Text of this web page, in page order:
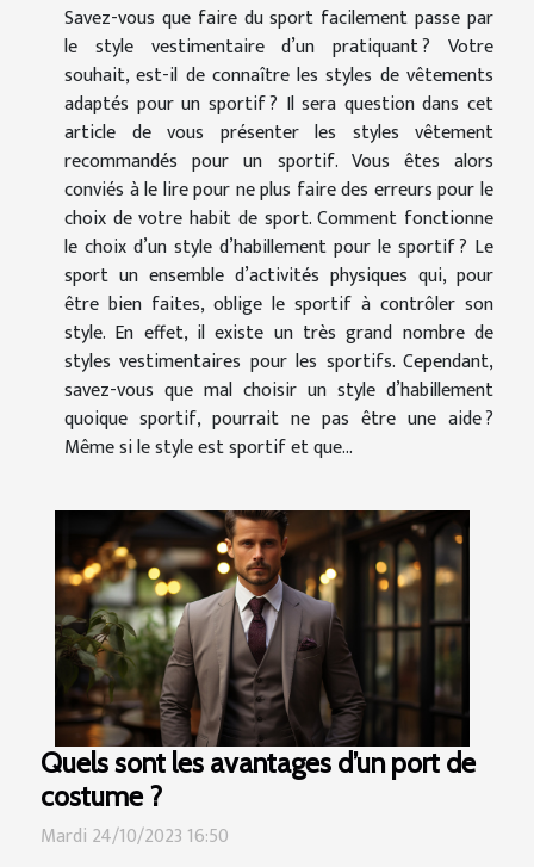
Savez-vous que faire du sport facilement passe par
le style vestimentaire d’un pratiquant ? Votre
souhait, est-il de connaître les styles de vêtements
adaptés pour un sportif ? Il sera question dans cet
article de vous présenter les styles vêtement
recommandés pour un sportif. Vous êtes alors
conviés à le lire pour ne plus faire des erreurs pour le
choix de votre habit de sport. Comment fonctionne
le choix d’un style d’habillement pour le sportif ? Le
sport un ensemble d’activités physiques qui, pour
être bien faites, oblige le sportif à contrôler son
style. En effet, il existe un très grand nombre de
styles vestimentaires pour les sportifs. Cependant,
savez-vous que mal choisir un style d’habillement
quoique sportif, pourrait ne pas être une aide ?
Même si le style est sportif et que...
Quels sont les avantages d’un port de
costume ?
Mardi 24/10/2023 16:50